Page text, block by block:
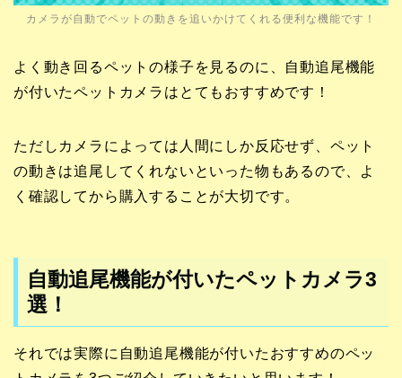
カメラが自動でペットの動きを追いかけてくれる便利な機能です！
よく動き回るペットの様子を見るのに、自動追尾機能
が付いたペットカメラはとてもおすすめです！
ただしカメラによっては人間にしか反応せず、ペット
の動きは追尾してくれないといった物もあるので、よ
く確認してから購入することが大切です。
自動追尾機能が付いたペットカメラ3
選！
それでは実際に自動追尾機能が付いたおすすめのペッ